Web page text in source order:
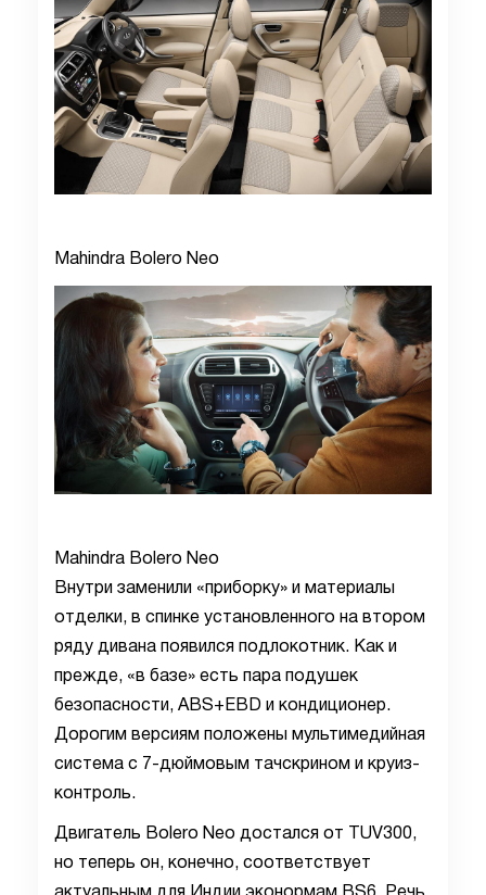
Mahindra Bolero Neo
Mahindra Bolero Neo
Внутри заменили «приборку» и материалы
отделки, в спинке установленного на втором
ряду дивана появился подлокотник. Как и
прежде, «в базе» есть пара подушек
безопасности, ABS+EBD и кондиционер.
Дорогим версиям положены мультимедийная
система с 7-дюймовым тачскрином и круиз-
контроль.
Двигатель Bolero Neo достался от TUV300,
но теперь он, конечно, соответствует